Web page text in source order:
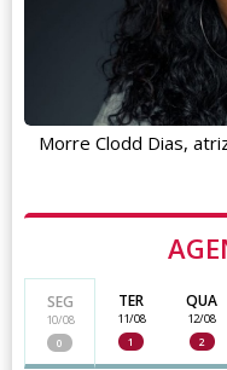
SEG
10/08
0
TER
11/08
1
QUA
12/08
2
Morre Clodd Dias,